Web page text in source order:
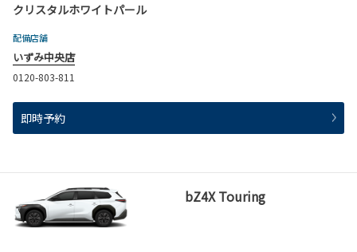
クリスタルホワイトパール
配備店舗
いずみ中央店
0120-803-811
即時予約
bZ4X Touring